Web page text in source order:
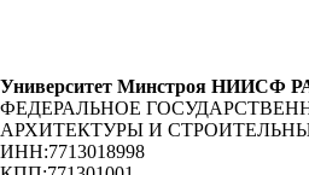
Университет Минстроя НИИСФ
ФЕДЕРАЛЬНОЕ
АРХИТЕКТУРЫ И
ИНН:7713018998